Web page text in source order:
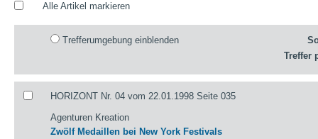
Alle Artikel markieren
Trefferumgebung einblenden
Treffer
HORIZONT Nr. 04 vom 22.01.1998 Seite 035
Agenturen Kreation
Zwölf Medaillen bei New York Festivals